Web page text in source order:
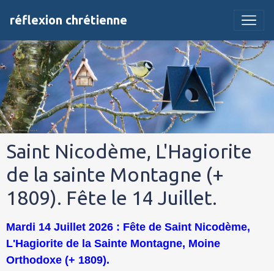
réflexion chrétienne
Saint Nicodème, L'Hagiorite
de la sainte Montagne (+
1809). Fête le 14 Juillet.
Mardi 14 Juillet 2026 : Fête de Saint Nicodème,
L'Hagiorite de la Sainte Montagne, Moine
Orthodoxe (+ 1809).